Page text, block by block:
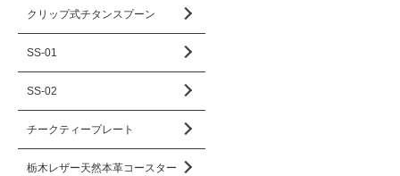
クリップ式チタンスプーン
SS-01
SS-02
チークティープレート
栃木レザー天然本革コースター